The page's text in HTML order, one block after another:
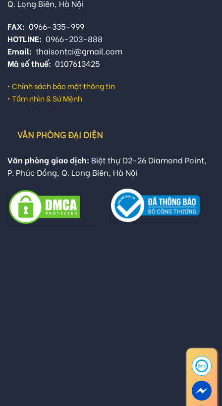
Q. Long Biên, Hà Nội
FAX: 0966-335-999
HOTLINE: 0966-203-888
Email: thaisontci@gmail.com
Mã số thuế: 0107613425
• Chính sách bảo mật thông tin
• Tầm nhìn & Sứ Mệnh
VĂN PHÒNG ĐẠI DIỆN
Văn phòng giao dịch: Biệt thự D2-26 Diamond Point,
P. Phúc Đồng, Q. Long Biên, Hà Nội